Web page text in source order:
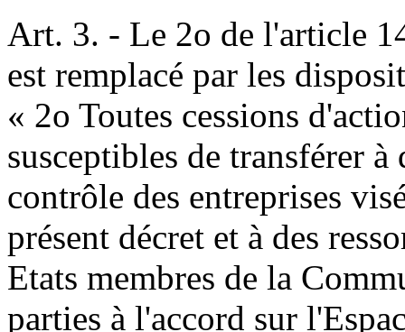
Art. 3. - Le 2o de l'article
est remplacé par les
« 2o Toutes cessions
susceptibles de transférer à
contrôle des entreprises
présent décret et à des
Etats membres de la
parties à l'accord sur